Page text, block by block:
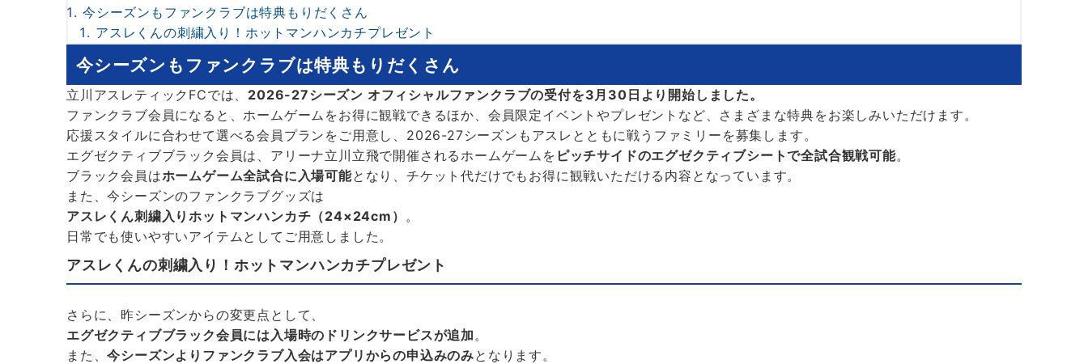
o
t
in
有 今シーズンもファンクラブは特典もりだくさん
アスレくんの刺繍入り！ホットマンハンカチプレゼント
今シーズンもファンクラブは特典もりだくさん
立川アスレティックFCでは、 2026-27シーズン オフィシャルファンクラブの受付を3月30日より開始しました。
ファンクラブ会員になると、ホームゲームをお得に観戦できるほか、会員限定イベントやプレゼントなど、さまざまな特典をお楽しみいただけます。
応援スタイルに合わせて選べる会員プランをご用意し、2026-27シーズンもアスレとともに戦うファミリーを募集します。
エグゼクティブブラック会員は、アリーナ立川立飛で開催されるホームゲームを ピッチサイドのエグゼクティブシートで全試合観戦可能。
ブラック会員はホームゲーム全試合に入場可能となり、チケット代だけでもお得に観戦いただける内容となっています。
また、今シーズンのファンクラブグッズは
アスレくん刺繍入りホットマンハンカチ（24×24cm） 。
日常でも使いやすいアイテムとしてご用意しました。
アスレくんの刺繍入り！ホットマンハンカチプレゼント
さらに、昨シーズンからの変更点として、
エグゼクティブブラック会員には入場時のドリンクサービスが追加。
また、今シーズンよりファンクラブ入会はアプリからの申込みのみとなります。